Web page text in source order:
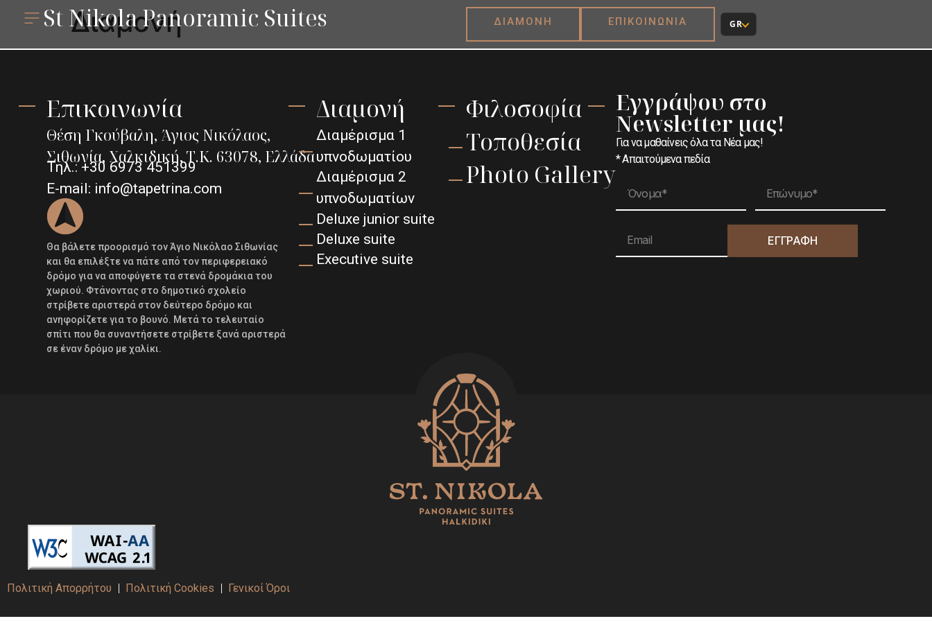
St Nikola Panoramic Suites ΔΙΑΜΟΝΗ ΕΠΙΚΟΙΝΩΝΙΑ
Διαμονή
Επικοινωνία
Θέση Γκούβαλη, Άγιος Νικόλαoς,
Σιθωνία, Χαλκιδική, Τ.Κ. 63078, Ελλάδα
Τηλ.:+30 6973 451399
E-mail: info@tapetrina.com
Θα βάλετε προορισμό τον Άγιο Νικόλαο Σιθωνίας
και θα επιλέξτε να πάτε από τον περιφερειακό
δρόμο για να αποφύγετε τα στενά δρομάκια του
χωριού. Φτάνοντας στο δημοτικό σχολείο
στρίβετε αριστερά στον δεύτερο δρόμο και
ανηφορίζετε για το βουνό. Μετά το τελευταίο
σπίτι που θα συναντήσετε στρίβετε ξανά αριστερά
σε έναν δρόμο με χαλίκι.
Διαμονή
Διαμέρισμα 1
υπνοδωματίου
Διαμέρισμα 2
υπνοδωματίων
Deluxe junior suite
Deluxe suite
Executive suite
Φιλοσοφία
Τοποθεσία
Photo Gallery
Εγγράψου στο
Newsletter μας!
Για να μαθαίνεις όλα τα Νέα μας!
* Απαιτούμενα πεδία
ΕΓΓΡΑΦΗ
Πολιτική Απορρήτου Πολιτική Cookies Γενικοί Όροι